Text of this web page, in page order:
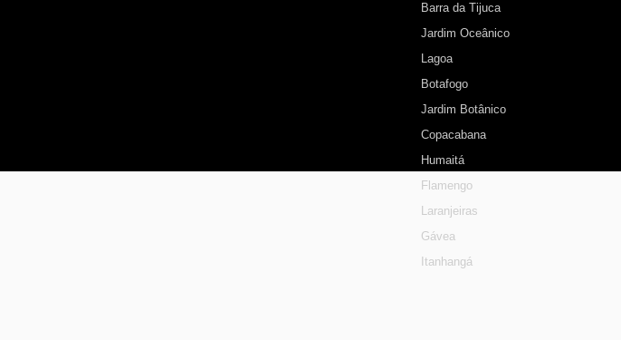
Barra da Tijuca
Jardim Oceânico
Lagoa
Botafogo
Jardim Botânico
Copacabana
Humaitá
Flamengo
Laranjeiras
Gávea
Itanhangá